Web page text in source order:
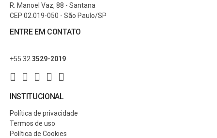
R. Manoel Vaz, 88 - Santana
CEP 02.019-050 - São Paulo/SP
ENTRE EM CONTATO
+55 32 3529-2019
INSTITUCIONAL
Política de privacidade
Termos de uso
Política de Cookies